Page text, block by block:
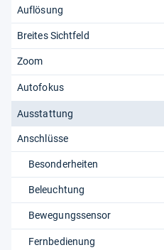
Auflösung
Breites Sichtfeld
Zoom
Autofokus
Ausstattung
Anschlüsse
Besonderheiten
Beleuchtung
Bewegungssensor
Fernbedienung